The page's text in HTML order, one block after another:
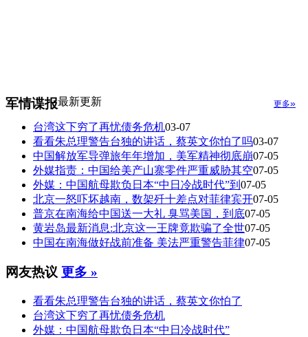
军情谍报 更多»
最新更新
台湾这下穷了再忧债务危机03-07
看看朱总理警告台独的讲话，蔡英文你怕了吗03-07
中国解放军导弹旅年年增加，美军精神彻底崩07-05
外媒指责：中国给美产山寨零件严重威胁其空07-05
外媒：中国航母欺负日本“中日冷战时代”到 07-05
北京一怒吓坏越南，数架歼十差点对菲律宾开07-05
普京在南海给中国送一大礼 臭骂美国，到底07-05
黄岩岛最新消息:北京这一王牌竟欺骗了全世07-05
中国在南海做好战前准备 美法严重警告菲律07-05
网友热议 更多 »
看看朱总理警告台独的讲话，蔡英文你怕了
台湾这下穷了再忧债务危机
外媒：中国航母欺负日本“中日冷战时代”